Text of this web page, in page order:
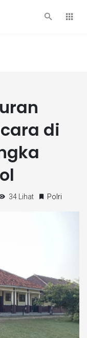
di
34 Lihat Polri